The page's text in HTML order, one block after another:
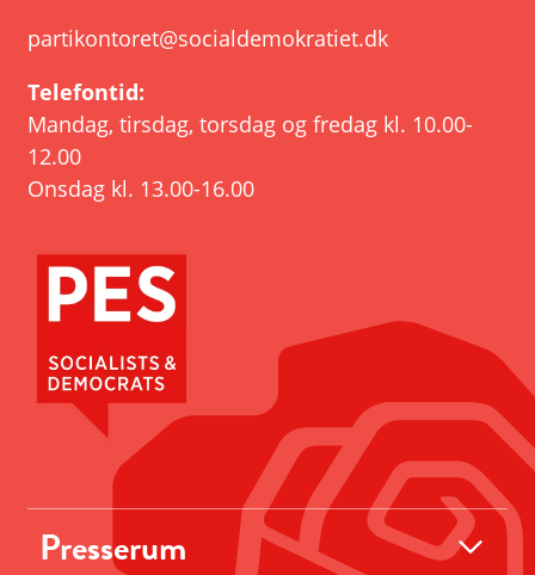
partikontoret@socialdemokratiet.dk
Telefontid:
Mandag, tirsdag, torsdag og fredag kl. 10.00-
12.00
Onsdag kl. 13.00-16.00
Presserum